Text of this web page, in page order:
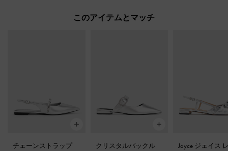
このアイテムとマッチ
チェーンストラップ
クリスタルバックル
Jayce ジェイス